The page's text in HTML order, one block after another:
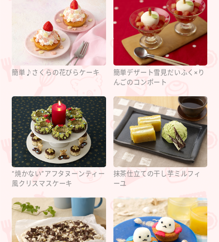
簡単♪さくらの花びらケーキ
簡単デザート雪見だいふく×り
んごのコンポート
“焼かない”アフタヌーンティー
風クリスマスケーキ
抹茶仕立ての干し芋ミルフィ
ーユ